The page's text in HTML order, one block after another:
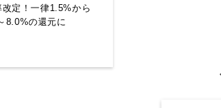
改定！一律1.5%から
8.0%の還元に